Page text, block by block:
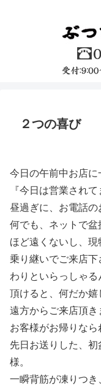
２つの喜び
今日の午前中お店に
『今日は営業されて
昼過ぎに、お電話の
何でも、ネットで
ほど遠くないし、
乗り継いでご来店下
わりといらっしゃ
頂けると、何だか嬉
遠方からご来店頂き
お客様がお帰りなら
先日お送りした、
様。
一瞬背筋が凍りつき